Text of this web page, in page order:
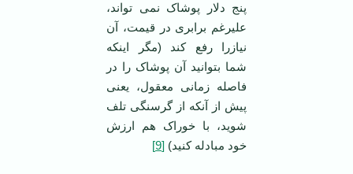
پنج دلار پوشاک نمی تواند،
علیرغم برابری در قیمت، آن
نیازرا رفع کند (مگر اینکه
شما بتوانید آن پوشاک را در
فاصله زمانی معقول، یعنی
پیش از آنکه از گرسنگی تلف
شوید، با خوراک هم ارزش
خود مبادله کنید) [9]